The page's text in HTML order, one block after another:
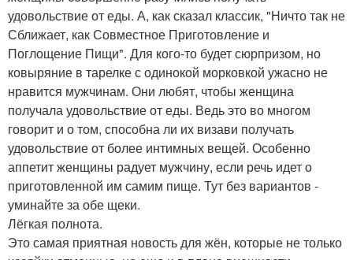
удовольствие от еды. А, как сказал классик, "Ничто так не
Сближает, как Совместное Приготовление и
Поглощение Пищи". Для кого-то будет сюрпризом, но
ковыряние в тарелке с одинокой морковкой ужасно не
нравится мужчинам. Они любят, чтобы женщина
получала удовольствие от еды. Ведь это во многом
говорит и о том, способна ли их визави получать
удовольствие от более интимных вещей. Особенно
аппетит женщины радует мужчину, если речь идет о
приготовленной им самим пище. Тут без вариантов -
уминайте за обе щеки.
Лёгкая полнота.
Это самая приятная новость для жён, которые не только